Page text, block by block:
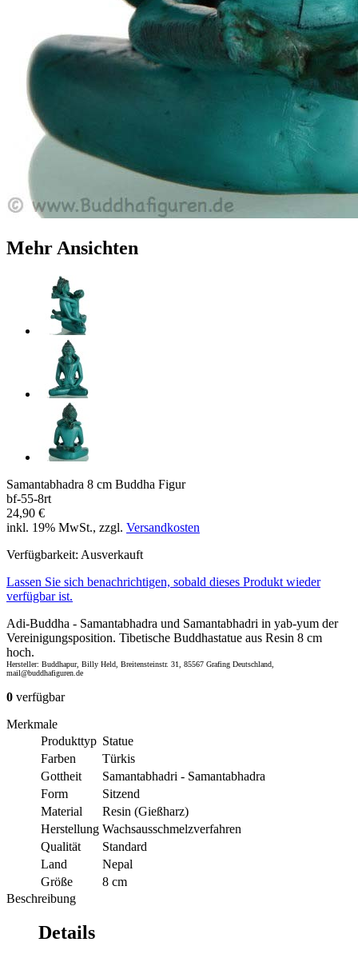
Mehr Ansichten
Samantabhadra 8 cm Buddha Figur
bf-55-8rt
24,90 €
inkl. 19% MwSt., zzgl. Versandkosten
Verfügbarkeit: Ausverkauft
Lassen Sie sich benachrichtigen, sobald dieses Produkt wieder
verfügbar ist.
Adi-Buddha - Samantabhadra und Samantabhadri in yab-yum der
Vereinigungsposition. Tibetische Buddhastatue aus Resin 8 cm
hoch.
Hersteller: Buddhapur, Billy Held, Breitensteinstr. 31, 85567 Grafing Deutschland,
mail@buddhafiguren.de
0 verfügbar
Merkmale
Produkttyp Statue
Farben
Türkis
Gottheit
Samantabhadri - Samantabhadra
Form
Sitzend
Material
Resin (Gießharz)
Herstellung Wachsausschmelzverfahren
Qualität
Standard
Land
Nepal
Größe
8 cm
Beschreibung
Details